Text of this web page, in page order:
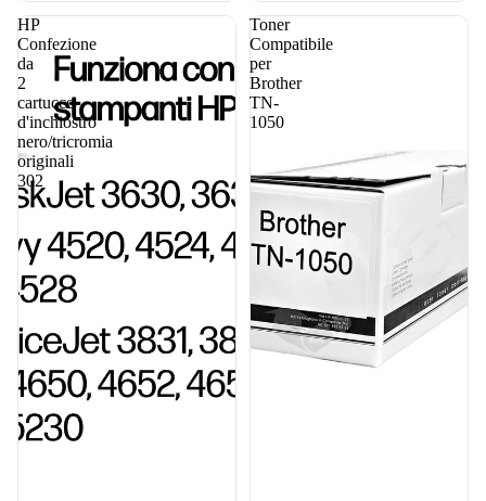
HP
Confezione
da
2
cartucce
d'inchiostro
nero/tricromia
originali
302
Toner
Compatibile
per
Brother
TN-
1050